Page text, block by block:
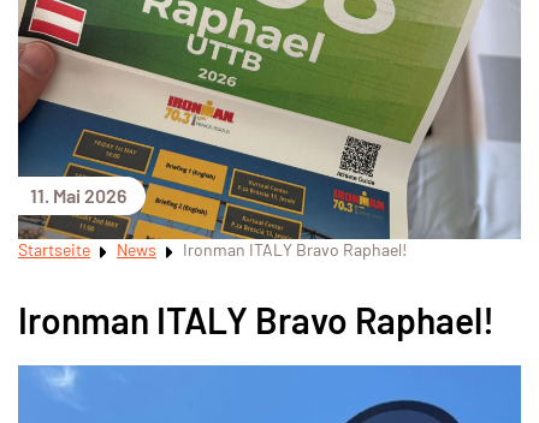
11. Mai 2026
Startseite News Ironman ITALY Bravo Raphael!
Ironman ITALY Bravo Raphael!